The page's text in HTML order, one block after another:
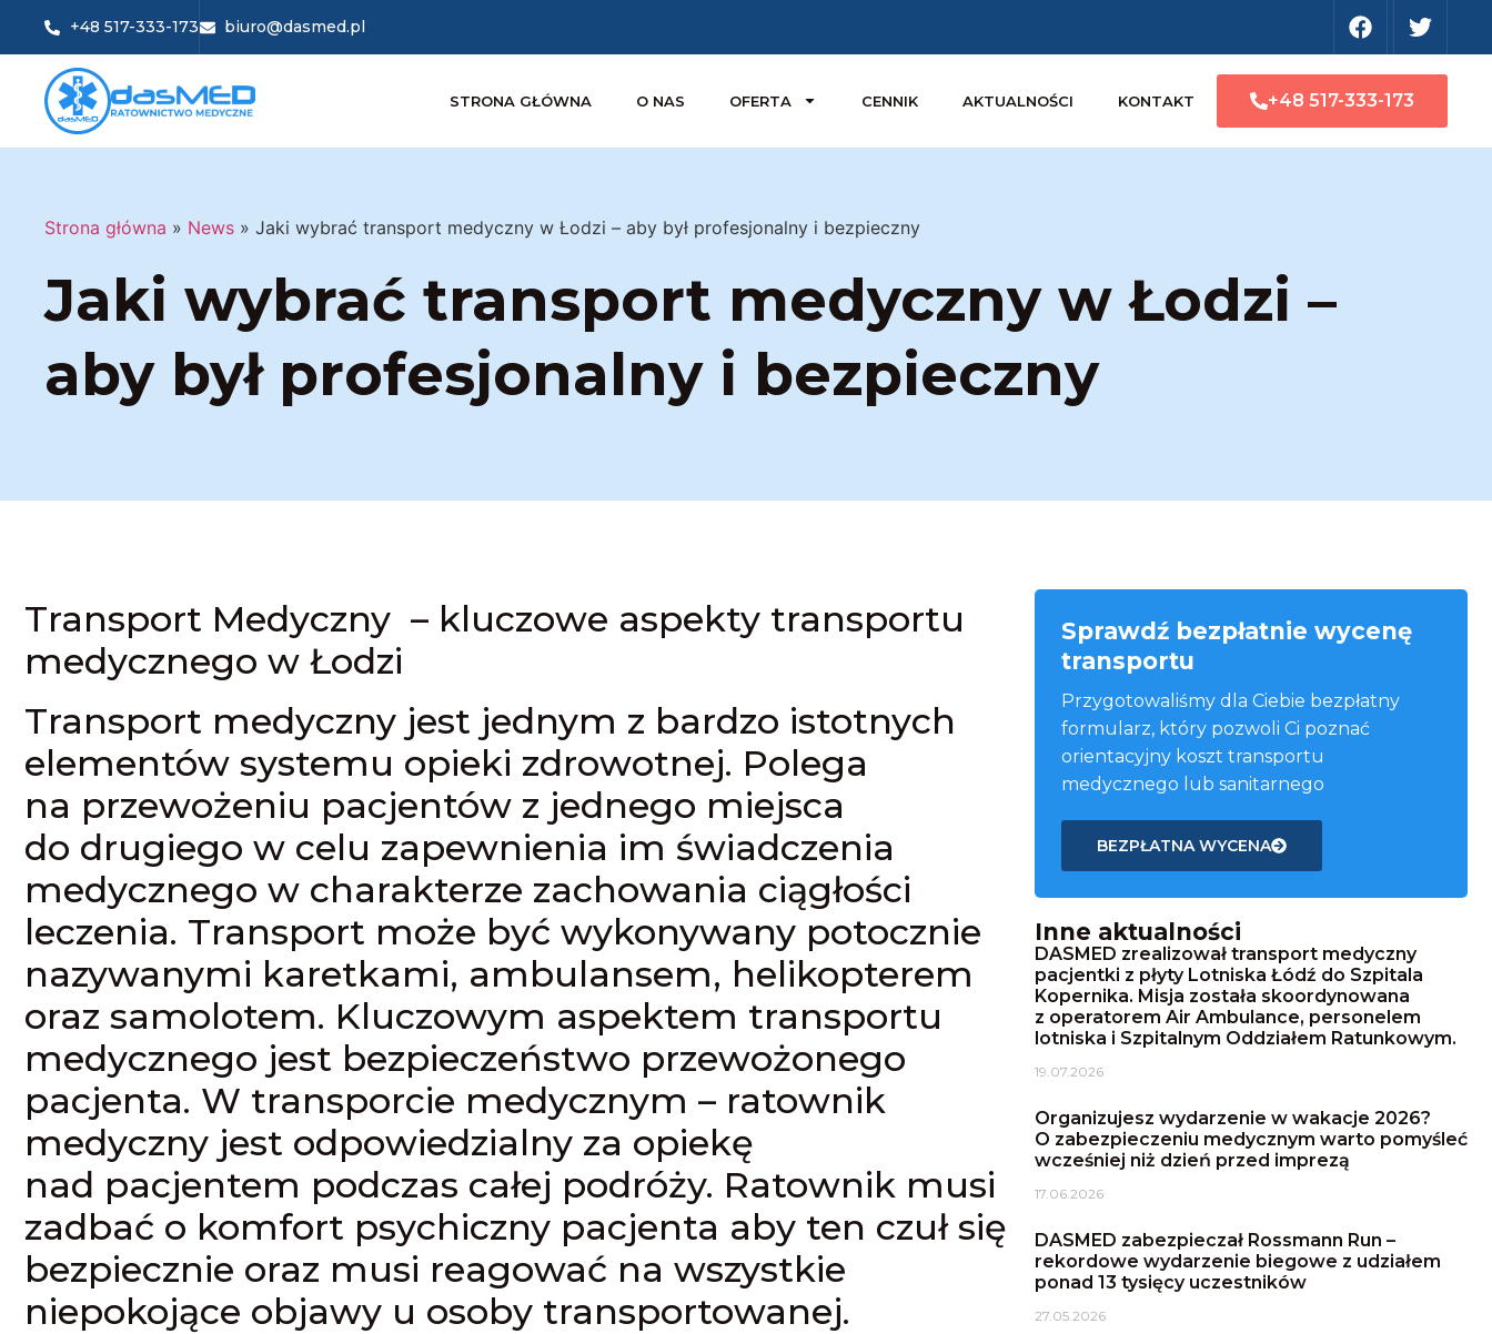
+48 517-333-173 biuro@dasmed.pl
STRONA GŁÓWNA O NAS OFERTA CENNIK AKTUALNOŚCI KONTAKT +48 517-333-173
Strona główna » News » Jaki wybrać transport medyczny w Łodzi – aby był profesjonalny i bezpieczny
Jaki wybrać transport medyczny w Łodzi –
aby był profesjonalny i bezpieczny
Transport Medyczny – kluczowe aspekty transportu
medycznego w Łodzi
Transport medyczny jest jednym z bardzo istotnych
elementów systemu opieki zdrowotnej. Polega
na przewożeniu pacjentów z jednego miejsca
do drugiego w celu zapewnienia im świadczenia
medycznego w charakterze zachowania ciągłości
leczenia. Transport może być wykonywany potocznie
nazywanymi karetkami, ambulansem, helikopterem
oraz samolotem. Kluczowym aspektem transportu
medycznego jest bezpieczeństwo przewożonego
pacjenta. W transporcie medycznym – ratownik
medyczny jest odpowiedzialny za opiekę
nad pacjentem podczas całej podróży. Ratownik musi
zadbać o komfort psychiczny pacjenta aby ten czuł się
bezpiecznie oraz musi reagować na wszystkie
niepokojące objawy u osoby transportowanej.
Sprawdź bezpłatnie wycenę
transportu
Przygotowaliśmy dla Ciebie bezpłatny
formularz, który pozwoli Ci poznać
orientacyjny koszt transportu
medycznego lub sanitarnego
BEZPŁATNA WYCENA
Inne aktualności
DASMED zrealizował transport medyczny
pacjentki z płyty Lotniska Łódź do Szpitala
Kopernika. Misja została skoordynowana
z operatorem Air Ambulance, personelem
lotniska i Szpitalnym Oddziałem Ratunkowym.
19.07.2026
Organizujesz wydarzenie w wakacje 2026?
O zabezpieczeniu medycznym warto pomyśleć
wcześniej niż dzień przed imprezą
17.06.2026
DASMED zabezpieczał Rossmann Run –
rekordowe wydarzenie biegowe z udziałem
ponad 13 tysięcy uczestników
27.05.2026